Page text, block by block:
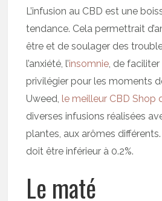
L’infusion au CBD est une
tendance. Cela permettrait
être et de soulager des
l’anxiété, l’insomnie , de
privilégier pour les moments
Uweed, le meilleur CBD Shop
diverses infusions réalisées
plantes, aux arômes
doit être inférieur à 0.2%.
Le maté